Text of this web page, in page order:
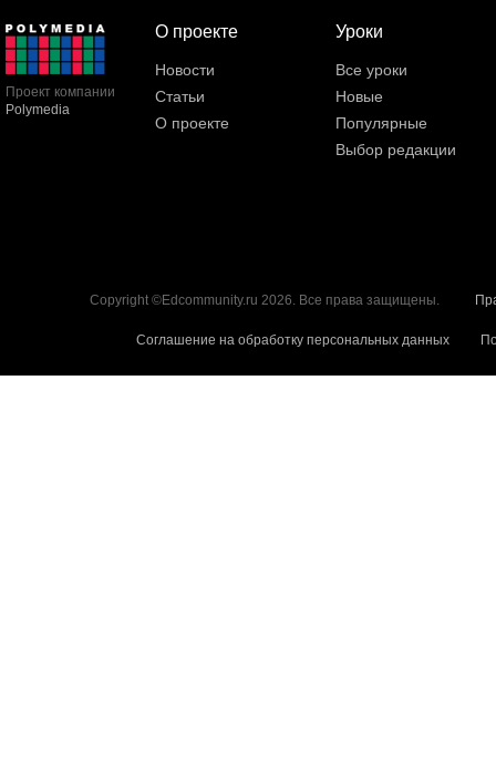
Проект компании
Polymedia
О проекте
Новости
Статьи
О проекте
Уроки
Все уроки
Новые
Популярные
Выбор редакции
Copyright ©Edcommunity.ru 2026. Все права защищены.
Соглашение на обработку персональных данных